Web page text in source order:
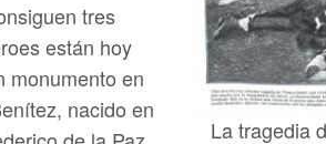
La tragedia
tres
están hoy
monumento en
nacido en